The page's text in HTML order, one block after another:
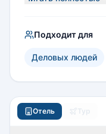
На территории
оздоровительный
семинаров или
Подходит для
Деловых людей
Отель Тур